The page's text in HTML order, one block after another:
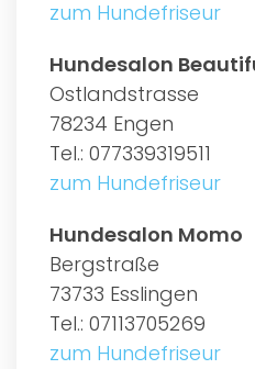
zum Hundefriseur
Hundesalon
Ostlandstrasse
78234 Engen
Tel.: 077339319511
zum Hundefriseur
Hundesalon Momo
Bergstraße
73733 Esslingen
Tel.: 07113705269
zum Hundefriseur